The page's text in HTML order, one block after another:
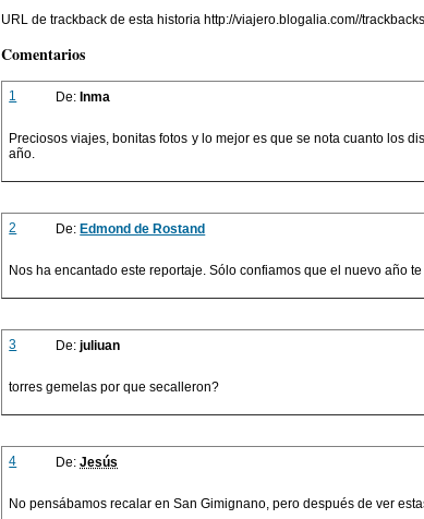
URL de trackback de esta historia http://viajero.blogalia.com//
Comentarios
1 De: Inma
Preciosos viajes, bonitas fotos y lo mejor es que se nota cuanto los
año.
2 De: Edmond de Rostand
Nos ha encantado este reportaje. Sólo confiamos que el nuevo año
3 De:juliuan
torres gemelas por que secalleron?
4 De:Jesús
No pensábamos recalar en San Gimignano, pero después de ver